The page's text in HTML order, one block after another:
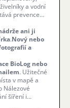
a vodní
prevence
ani ji
.Nový nebo
a
BioLog nebo
. Užitečné
v mapě a
Nálezové
šíření i